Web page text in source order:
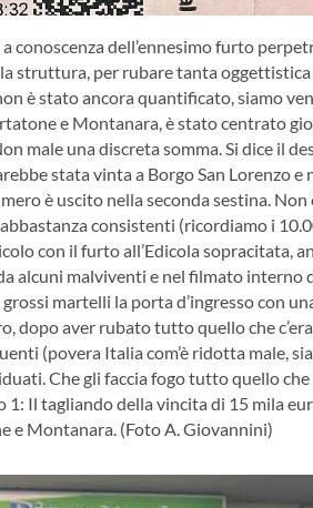
conoscenza dell’ennesimo furto
struttura, per rubare tanta oggettistica
è stato ancora quantificato, siamo
e Montanara, è stato centrato
male una discreta somma. Si dice il
stata vinta a Borgo San Lorenzo e
è uscito nella seconda sestina. Non
consistenti (ricordiamo i
con il furto all’Edicola sopracitata,
alcuni malviventi e nel filmato interno
martelli la porta d’ingresso con
dopo aver rubato tutto quello che
(povera Italia com’è ridotta male,
Che gli faccia fogo tutto quello
1: Il tagliando della vincita di 15 mila
e Montanara. (Foto A. Giovannini)